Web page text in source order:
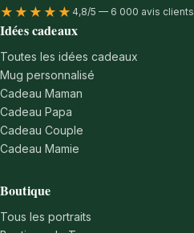
★★★★★ 4,8/5 — 6 000 avis clients
Idées cadeaux
Toutes les idées cadeaux
Mug personnalisé
Cadeau Maman
Cadeau Papa
Cadeau Couple
Cadeau Mamie
Boutique
Tous les portraits